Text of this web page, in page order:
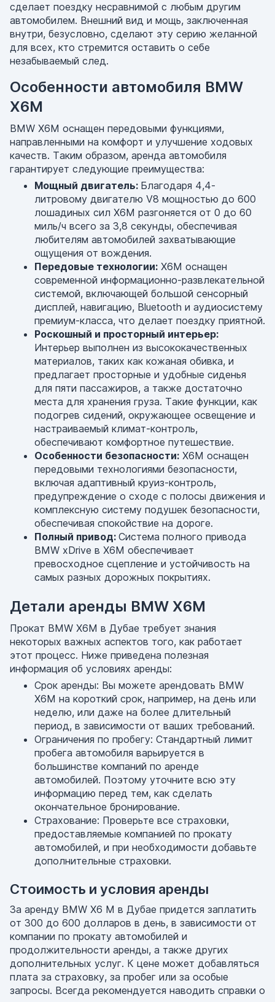
сделает поездку несравнимой с любым другим
автомобилем. Внешний вид и мощь, заключенная
внутри, безусловно, сделают эту серию желанной
для всех, кто стремится оставить о себе
незабываемый след.
Особенности автомобиля BMW
X6M
BMW X6M оснащен передовыми функциями,
направленными на комфорт и улучшение ходовых
качеств. Таким образом, аренда автомобиля
гарантирует следующие преимущества:
Мощный двигатель: Благодаря 4,4-
литровому двигателю V8 мощностью до 600
лошадиных сил X6M разгоняется от 0 до 60
миль/ч всего за 3,8 секунды, обеспечивая
любителям автомобилей захватывающие
ощущения от вождения.
Передовые технологии: X6M оснащен
современной информационно-развлекательной
системой, включающей большой сенсорный
дисплей, навигацию, Bluetooth и аудиосистему
премиум-класса, что делает поездку приятной.
Роскошный и просторный интерьер:
Интерьер выполнен из высококачественных
материалов, таких как кожаная обивка, и
предлагает просторные и удобные сиденья
для пяти пассажиров, а также достаточно
места для хранения груза. Такие функции, как
подогрев сидений, окружающее освещение и
настраиваемый климат-контроль,
обеспечивают комфортное путешествие.
Особенности безопасности: X6M оснащен
передовыми технологиями безопасности,
включая адаптивный круиз-контроль,
предупреждение о сходе с полосы движения и
комплексную систему подушек безопасности,
обеспечивая спокойствие на дороге.
Полный привод: Система полного привода
BMW xDrive в X6M обеспечивает
превосходное сцепление и устойчивость на
самых разных дорожных покрытиях.
Детали аренды BMW X6M
Прокат BMW X6M в Дубае требует знания
некоторых важных аспектов того, как работает
этот процесс. Ниже приведена полезная
информация об условиях аренды:
Срок аренды: Вы можете арендовать BMW
X6M на короткий срок, например, на день или
неделю, или даже на более длительный
период, в зависимости от ваших требований.
Ограничения по пробегу: Стандартный лимит
пробега автомобиля варьируется в
большинстве компаний по аренде
автомобилей. Поэтому уточните всю эту
информацию перед тем, как сделать
окончательное бронирование.
Страхование: Проверьте все страховки,
предоставляемые компанией по прокату
автомобилей, и при необходимости добавьте
дополнительные страховки.
Стоимость и условия аренды
За аренду BMW X6 M в Дубае придется заплатить
от 300 до 600 долларов в день, в зависимости от
компании по прокату автомобилей и
продолжительности аренды, а также других
дополнительных услуг. К цене может добавляться
плата за страховку, за пробег или за особые
запросы. Всегда рекомендуется наводить справки о